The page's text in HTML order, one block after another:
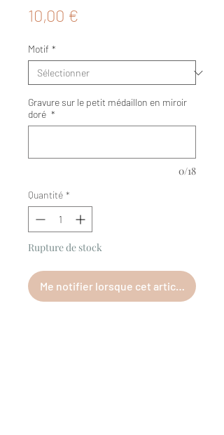
10,00 €
Motif *
Gravure sur le petit médaillon en miroir
doré *
0/18
Quantité *
Rupture de stock
Me notifier lorsque cet article est